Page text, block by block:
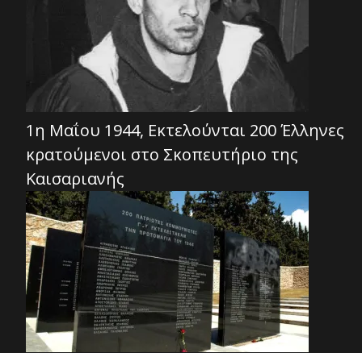
1η Μαΐου 1944, Εκτελούνται 200 Έλληνες
κρατούμενοι στο Σκοπευτήριο της
Καισαριανής